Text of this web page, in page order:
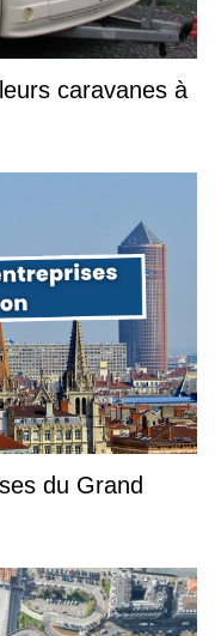
caravanes à
du Grand